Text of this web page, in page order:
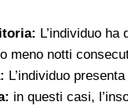
L’individuo ha
meno notti
L’individuo
in questi casi,